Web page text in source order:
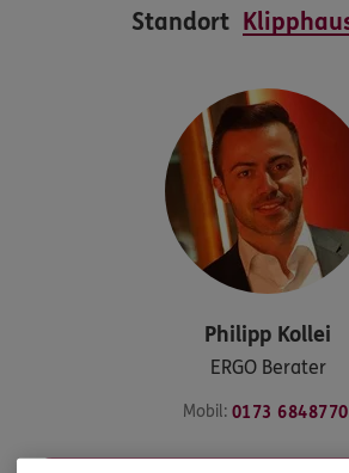
Standort
Philipp Kollei
ERGO Berater
Mobil: 0173 6848770